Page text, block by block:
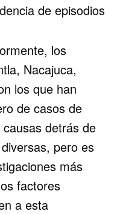
de episodios
los
Nacajuca,
los que han
de casos de
detrás de
pero es
más
factores
a esta